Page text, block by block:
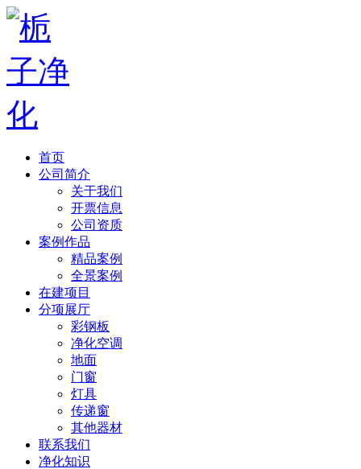
首页
公司简介
关于我们
开票信息
公司资质
案例作品
精品案例
全景案例
在建项目
分项展厅
彩钢板
净化空调
地面
门窗
灯具
传递窗
其他器材
联系我们
净化知识